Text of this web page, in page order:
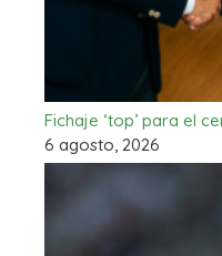
Fichaje ‘top’ para el
6 agosto, 2026